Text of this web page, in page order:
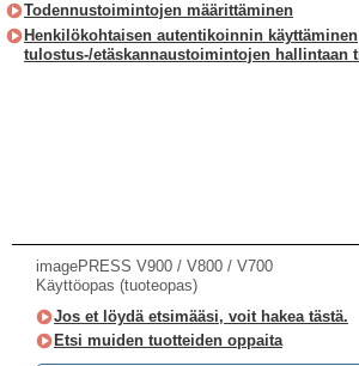
Todennustoimintojen määrittäminen
Henkilökohtaisen autentikoinnin käyttäminen
tulostus-/etäskannaustoimintojen hallintaan
imagePRESS V900 / V800 / V700
Käyttöopas (tuoteopas)
Jos et löydä etsimääsi, voit hakea tästä.
Etsi muiden tuotteiden oppaita